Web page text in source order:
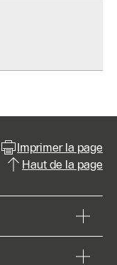
Imprimer la page
Haut de la page